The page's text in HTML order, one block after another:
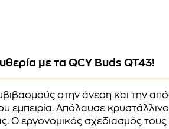
με τα QCY Buds QT43!
στην άνεση και την
Απόλαυσε
Ο εργονομικός σχεδιασμός τους